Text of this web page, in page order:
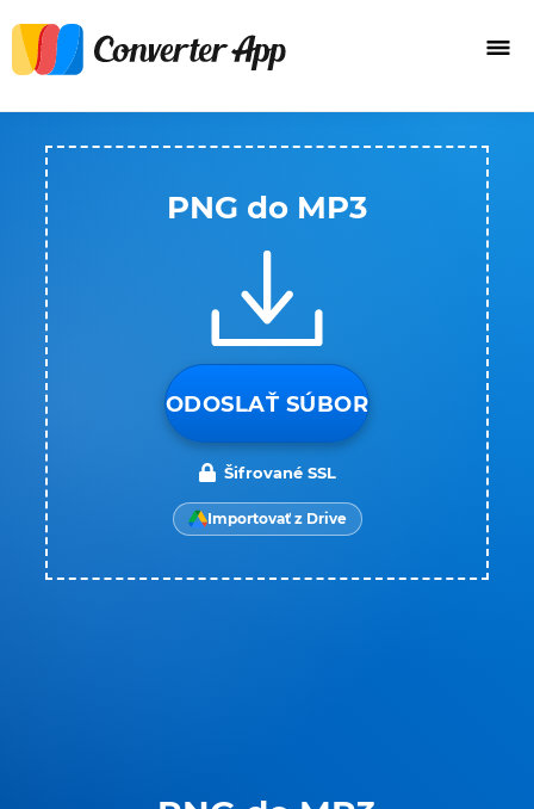
PNG do MP3
ODOSLAŤ SÚBOR
Šifrované SSL
Importovať z Drive